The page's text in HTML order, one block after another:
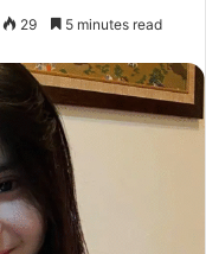
29 5 minutes read